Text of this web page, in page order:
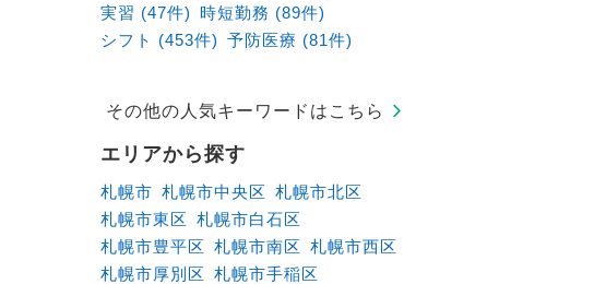
実習 (47件) 時短勤務 (89件)
シフト (453件) 予防医療 (81件)
その他の人気キーワードはこちら
エリアから探す
札幌市 札幌市中央区 札幌市北区
札幌市東区 札幌市白石区
札幌市豊平区 札幌市南区 札幌市西区
札幌市厚別区 札幌市手稲区